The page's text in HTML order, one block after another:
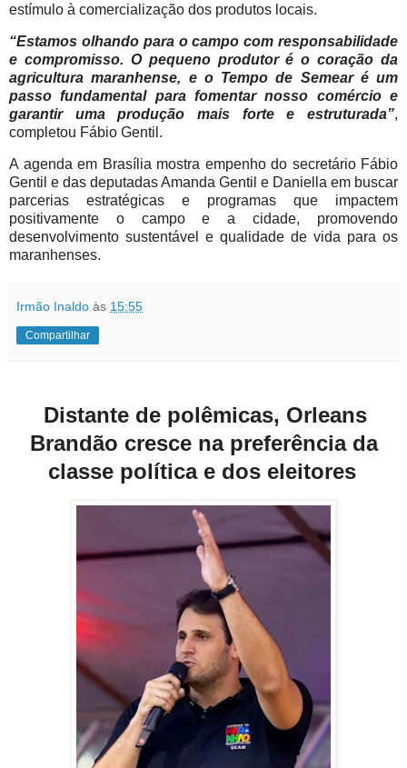
estímulo à comercialização dos produtos locais.
“Estamos olhando para o campo com responsabilidade
e compromisso. O pequeno produtor é o coração da
agricultura maranhense, e o Tempo de Semear é um
passo fundamental para fomentar nosso comércio e
garantir uma produção mais forte e estruturada”,
completou Fábio Gentil.
A agenda em Brasília mostra empenho do secretário Fábio
Gentil e das deputadas Amanda Gentil e Daniella em buscar
parcerias estratégicas e programas que impactem
positivamente o campo e a cidade, promovendo
desenvolvimento sustentável e qualidade de vida para os
maranhenses.
Irmão Inaldo às 15:55
Compartilhar
Distante de polêmicas, Orleans
Brandão cresce na preferência da
classe política e dos eleitores